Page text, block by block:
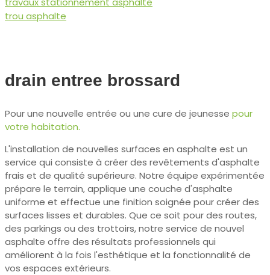
trou asphalte
drain entree brossard
Pour une nouvelle entrée ou une cure de jeunesse pour
votre habitation.
L'installation de nouvelles surfaces en asphalte est un
service qui consiste à créer des revêtements d'asphalte
frais et de qualité supérieure. Notre équipe expérimentée
prépare le terrain, applique une couche d'asphalte
uniforme et effectue une finition soignée pour créer des
surfaces lisses et durables. Que ce soit pour des routes,
des parkings ou des trottoirs, notre service de nouvel
asphalte offre des résultats professionnels qui
améliorent à la fois l'esthétique et la fonctionnalité de
vos espaces extérieurs.